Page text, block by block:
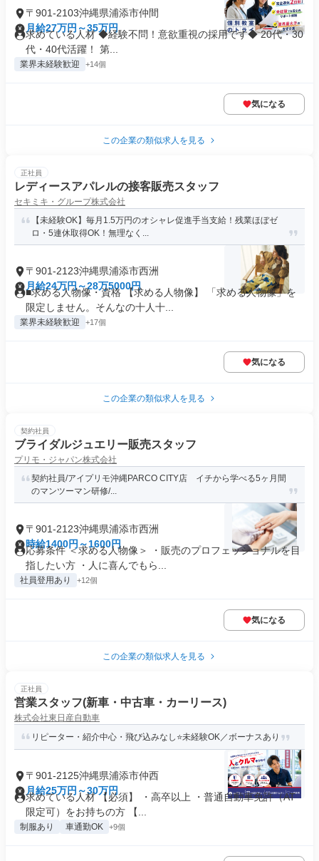
〒901-2103沖縄県浦添市仲間
月給27万円～35万円
求めている人材 ◆経験不問！意欲重視の採用です◆ 20代・30
代・40代活躍！ 第...
業界未経験歓迎 +14個
気になる
この企業の類似求人を見る
正社員
レディースアパレルの接客販売スタッフ
セキミキ・グループ株式会社
【未経験OK】毎月1.5万円のオシャレ促進手当支給！残業ほぼゼ
ロ・5連休取得OK！無理なく...
〒901-2123沖縄県浦添市西洲
月給24万円～28万5000円
■求める人物像・資格 【求める人物像】 「求める人物像」を
限定しません。そんなの十人十...
業界未経験歓迎 +17個
気になる
この企業の類似求人を見る
契約社員
ブライダルジュエリー販売スタッフ
プリモ・ジャパン株式会社
契約社員/アイプリモ沖縄PARCO CITY店 イチから学べる5ヶ月間
のマンツーマン研修/...
〒901-2123沖縄県浦添市西洲
時給1400円～1600円
応募条件 ＜求める⼈物像＞ ・販売のプロフェッショナルを⽬
指したい⽅ ・⼈に喜んでもら...
社員登用あり +12個
気になる
この企業の類似求人を見る
正社員
営業スタッフ(新車・中古車・カーリース)
株式会社東日産自動車
リピーター・紹介中心・飛び込みなし⭐未経験OK／ボーナスあり
〒901-2125沖縄県浦添市仲西
月給25万円～30万円
求めている人材 【必須】 ・高卒以上 ・普通自動車免許（AT
限定可）をお持ちの方 【...
制服あり 車通勤OK +9個